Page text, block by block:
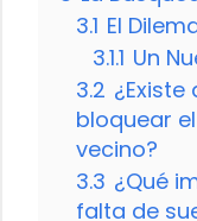
3.1 El
3.1.1 Un
3.2
bloquear
vecino?
3.3 ¿Qué
falta de